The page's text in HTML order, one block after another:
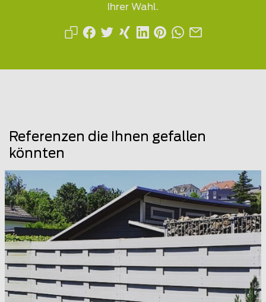
Ihrer Wahl.
Referenzen die Ihnen gefallen
könnten